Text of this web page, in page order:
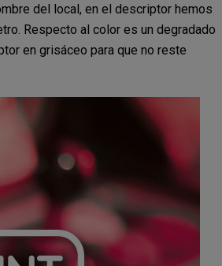
del local, en el descriptor hemos
Respecto al color es un degradado
en grisáceo para que no reste